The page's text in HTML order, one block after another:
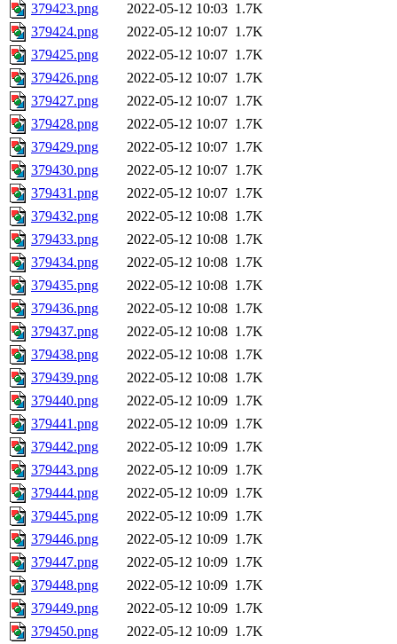
379423.png
2022-05-12 10:03 1.7K
379424.png
2022-05-12 10:07 1.7K
379425.png
2022-05-12 10:07 1.7K
379426.png
2022-05-12 10:07 1.7K
379427.png
2022-05-12 10:07 1.7K
379428.png
2022-05-12 10:07 1.7K
379429.png
2022-05-12 10:07 1.7K
379430.png
2022-05-12 10:07 1.7K
379431.png
2022-05-12 10:07 1.7K
379432.png
2022-05-12 10:08 1.7K
379433.png
2022-05-12 10:08 1.7K
379434.png
2022-05-12 10:08 1.7K
379435.png
2022-05-12 10:08 1.7K
379436.png
2022-05-12 10:08 1.7K
379437.png
2022-05-12 10:08 1.7K
379438.png
2022-05-12 10:08 1.7K
379439.png
2022-05-12 10:08 1.7K
379440.png
2022-05-12 10:09 1.7K
379441.png
2022-05-12 10:09 1.7K
379442.png
2022-05-12 10:09 1.7K
379443.png
2022-05-12 10:09 1.7K
379444.png
2022-05-12 10:09 1.7K
379445.png
2022-05-12 10:09 1.7K
379446.png
2022-05-12 10:09 1.7K
379447.png
2022-05-12 10:09 1.7K
379448.png
2022-05-12 10:09 1.7K
379449.png
2022-05-12 10:09 1.7K
379450.png
2022-05-12 10:09 1.7K